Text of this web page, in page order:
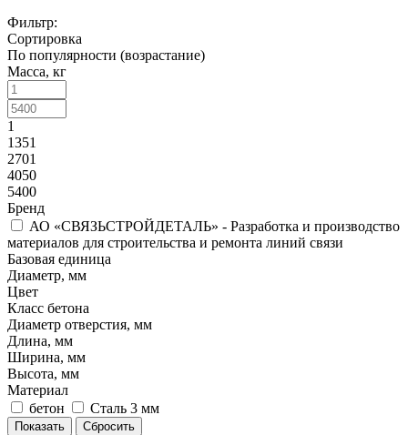
Фильтр:
Сортировка
По популярности (возрастание)
Масса, кг
1
1351
2701
4050
5400
Бренд
АО «СВЯЗЬСТРОЙДЕТАЛЬ» - Разработка и производство
материалов для строительства и ремонта линий связи
Базовая единица
Диаметр, мм
Цвет
Класс бетона
Диаметр отверстия, мм
Длина, мм
Ширина, мм
Высота, мм
Материал
бетон
Сталь 3 мм
Показать Сбросить